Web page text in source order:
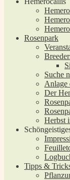
Rosenpark
Suche
Anlage
Der
Herbst
Tipps &